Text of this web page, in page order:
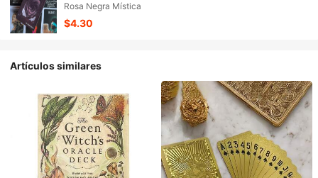
Rosa Negra Mística
$4.30
Artículos similares